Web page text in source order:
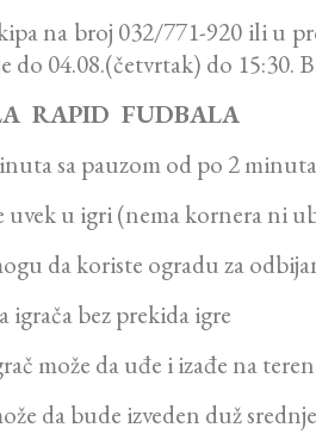
na broj 032/771-920 ili u
do 04.08.(četvrtak) do 15:30.
RAPID FUDBALA
sa pauzom od po 2
uvek u igri (nema kornera ni
da koriste ogradu za
igrača bez prekida igre
može da uđe i izađe na
da bude izveden duž